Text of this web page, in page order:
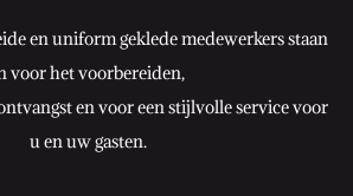
en uniform geklede medewerkers staan
voor het voorbereiden,
en voor een stijlvolle service voor
u en uw gasten.